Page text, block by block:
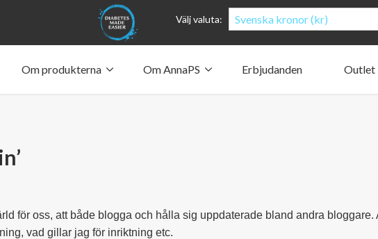
Välj valuta: Svenska kronor (kr)
Om produkterna Om AnnaPS Erbjudanden Outlet
för oss, att både blogga och hålla sig uppdaterade bland andra bloggare.
vad gillar jag för inriktning etc.